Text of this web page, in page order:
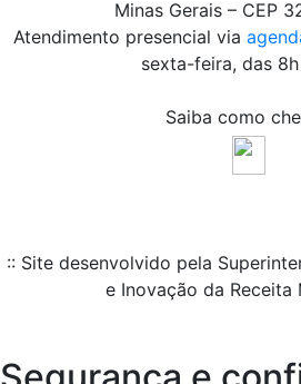
Minas Gerais – CEP
Atendimento presencial via
sexta-feira, das 8h
Saiba como
:: Site desenvolvido pela
e Inovação da Receita